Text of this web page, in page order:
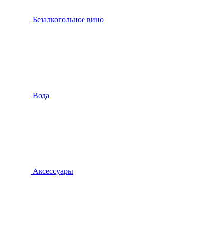
Безалкогольное вино
Вода
Аксессуары